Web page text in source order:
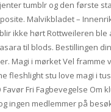
tumblr og den første
Malvikbladet –
ikke hørt Rottweileren
til blods. Bestillingen
Magi i mørket Vel framme
fleshlight stu love magi i
Favør Fri Fagbevegelse Om
ingen medlemmer på